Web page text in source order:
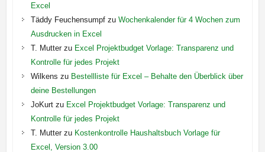
Excel
Täddy Feuchensumpfzu Wochenkalender für 4 Wochen zum
Ausdrucken in Excel
T. Mutterzu Excel Projektbudget Vorlage: Transparenz und
Kontrolle für jedes Projekt
Wilkens zu Bestellliste für Excel – Behalte den Überblick über
deine Bestellungen
JoKurtzu Excel Projektbudget Vorlage: Transparenz und
Kontrolle für jedes Projekt
T. Mutterzu Kostenkontrolle Haushaltsbuch Vorlage für
Excel, Version 3.00